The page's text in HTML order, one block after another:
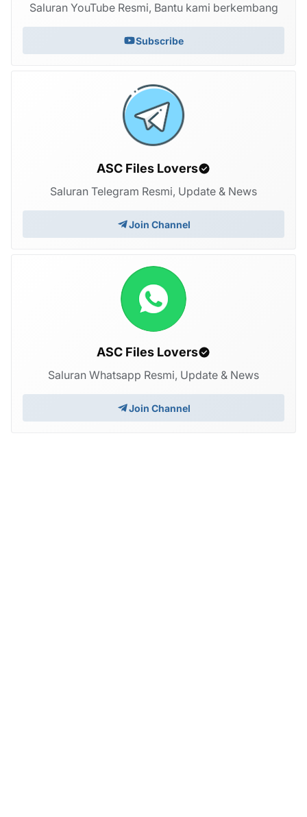
Saluran YouTube Resmi, Bantu kami berkembang
Subscribe
ASC Files Lovers
Saluran Telegram Resmi, Update & News
Join Channel
ASC Files Lovers
Saluran Whatsapp Resmi, Update & News
Join Channel